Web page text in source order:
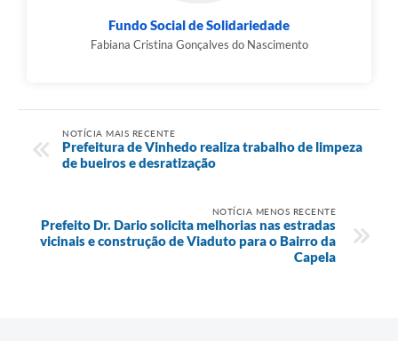
Fundo Social de Solidariedade
Fabiana Cristina Gonçalves do Nascimento
NOTÍCIA MAIS RECENTE
Prefeitura de Vinhedo realiza trabalho de limpeza
de bueiros e desratização
NOTÍCIA MENOS RECENTE
Prefeito Dr. Dario solicita melhorias nas estradas
vicinais e construção de Viaduto para o Bairro da
Capela